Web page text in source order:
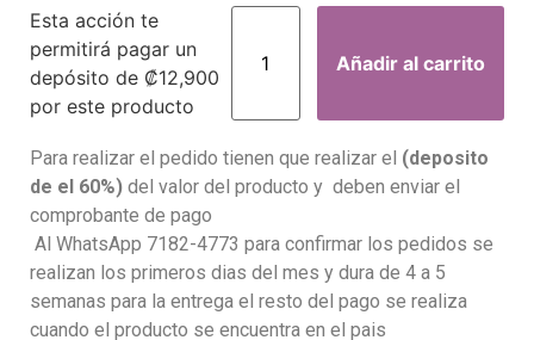
Esta acción te
permitirá pagar un
depósito de ₡12,900
por este producto
Añadir al carrito
Para realizar el pedido tienen que realizar el (deposito
de el 60%) del valor del producto y deben enviar el
comprobante de pago
Al WhatsApp 7182-4773 para confirmar los pedidos se
realizan los primeros dias del mes y dura de 4 a 5
semanas para la entrega el resto del pago se realiza
cuando el producto se encuentra en el pais